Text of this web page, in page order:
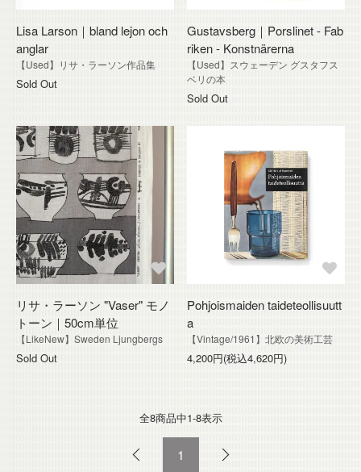
Lisa Larson｜bland lejon och
anglar
【Used】リサ・ラーソン作品集
Sold Out
Gustavsberg｜Porslinet - Fab
riken - Konstnärerna
【Used】スウェーデン グスタフス
ベリの本
Sold Out
リサ・ラーソン "Vaser" モノ
トーン｜50cm単位
【LikeNew】Sweden Ljungbergs
Sold Out
Pohjoismaiden taideteollisuutt
a
【Vintage/1961】北欧の美術工芸
4,200円(税込4,620円)
全8商品中1-8表示
1